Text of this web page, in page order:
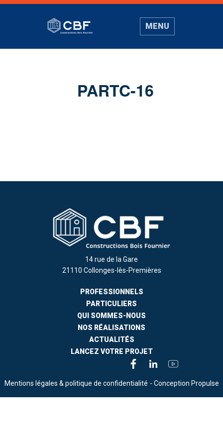
MENU
PARTC-16
14 rue de la Gare
21110 Collonges-lès-Premières
PROFESSIONNELS
PARTICULIERS
QUI SOMMES-NOUS
NOS RÉALISATIONS
ACTUALITÉS
LANCEZ VOTRE PROJET
Mentions légales & politique de confidentialité - Conception Propulse